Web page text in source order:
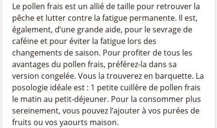
Le pollen frais est un allié de taille pour retrouver la
pêche et lutter contre la fatigue permanente. Il est,
également, d’une grande aide, pour le sevrage de
caféine et pour éviter la fatigue lors des
changements de saison. Pour profiter de tous les
avantages du pollen frais, préférez-la dans sa
version congelée. Vous la trouverez en barquette. La
posologie idéale est : 1 petite cuillère de pollen frais
le matin au petit-déjeuner. Pour la consommer plus
sereinement, vous pouvez l’ajouter à vos purées de
fruits ou vos yaourts maison.